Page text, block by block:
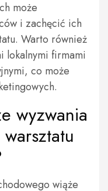
może
i zachęcić ich
Warto również
lokalnymi firmami
co może
wyzwania
wiąże